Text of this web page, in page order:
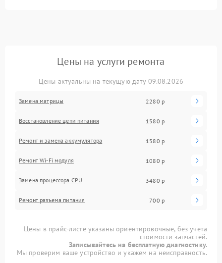
Цены на услуги ремонта
Цены актуальны на текущую дату 09.08.2026
Замена матрицы 2280 р
Восстановление цепи питания 1580 р
Ремонт и замена аккумулятора 1580 р
Ремонт Wi-Fi модуля 1080 р
Замена процессора CPU 3480 р
Ремонт разъема питания 700 р
Цены в прайс-листе указаны ориентировочные, без учета
стоимости запчастей.
Записывайтесь на бесплатную диагностику.
Мы проверим ваше устройство и укажем на неисправность.